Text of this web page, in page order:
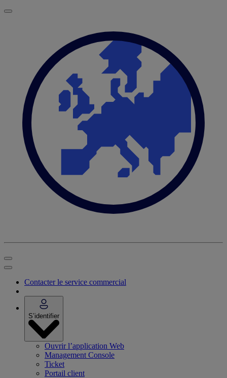
Contacter le service commercial
S’identifier
Ouvrir l’application Web
Management Console
Ticket
Portail client